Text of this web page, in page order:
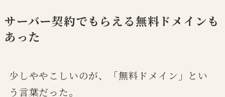
サーバー契約でもらえる無料ドメインも
あった
少しややこしいのが、「無料ドメイン」とい
う言葉だった。